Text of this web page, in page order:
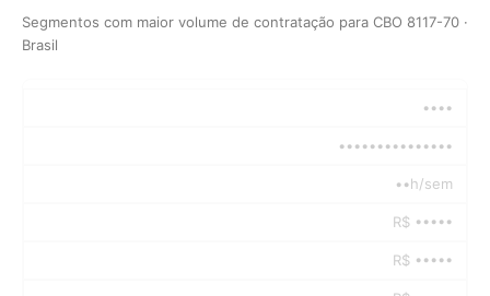
Segmentos com maior volume de contratação para CBO 8117-70 ·
Brasil
••••
•••••••••••••••
••h/sem
R$ •••••
R$ •••••